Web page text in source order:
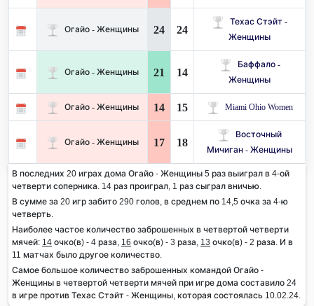
Огайо - Женщины 24 24
Техас Стэйт -
Женщины
Огайо - Женщины 21 14
Баффало -
Женщины
Огайо - Женщины 14 15 Miami Ohio Women
Огайо - Женщины 17 18
Восточный
Мичиган - Женщины
В последних 20 играх дома Огайо - Женщины 5 раз выиграл в 4-ой
четверти соперника. 14 раз проиграл, 1 раз сыграл вничью.
В сумме за 20 игр забито 290 голов, в среднем по 14,5 очка за 4-ю
четверть.
Наиболее частое количество заброшенных в четвертой четверти
мячей: 14 очко(в) - 4 раза, 16 очко(в) - 3 раза, 13 очко(в) - 2 раза. И в
11 матчах было другое количество.
Самое большое количество заброшенных командой Огайо -
Женщины в четвертой четверти мячей при игре дома составило 24
в игре против Техас Стэйт - Женщины, которая состоялась 10.02.24.